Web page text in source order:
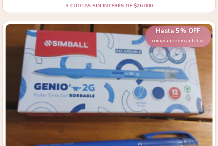
3 CUOTAS SIN INTERÉS DE $26.000
Hasta 5% OFF
comprando en cantidad